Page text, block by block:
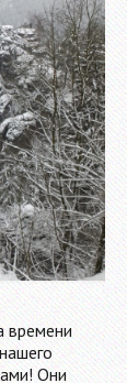
времени
Они